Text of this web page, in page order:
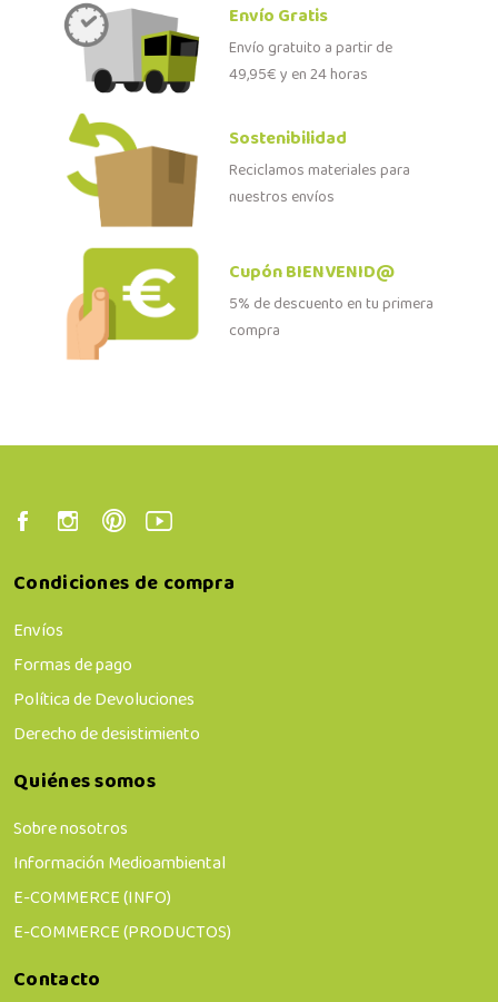
Envío Gratis
Envío gratuito a partir de
49,95€ y en 24 horas
Sostenibilidad
Reciclamos materiales para
nuestros envíos
Cupón BIENVENID@
5% de descuento en tu primera
compra
Condiciones de compra
Envíos
Formas de pago
Política de Devoluciones
Derecho de desistimiento
Quiénes somos
Sobre nosotros
Información Medioambiental
E-COMMERCE (INFO)
E-COMMERCE (PRODUCTOS)
Contacto